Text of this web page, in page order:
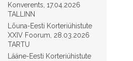
Konverents, 17.04.2026
TALLINN
Lõuna-Eesti Korteriühistute
XXIV Foorum, 28.03.2026
TARTU
Lääne-Eesti Korteriühistute